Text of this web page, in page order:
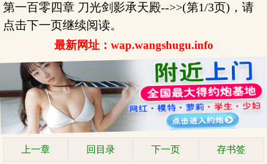
第一百零四章 刀光剑影承天殿-->>(第1/3页)，请
点击下一页继续阅读。
最新网址：wap.wangshugu.info
上一章 回目录 下一页 存书签